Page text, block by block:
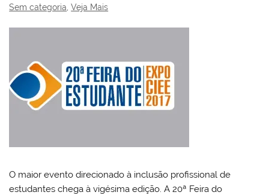
Sem categoria ,Veja Mais
O maior evento direcionado à inclusão profissional de
estudantes chega à vigésima edição. A 20ª Feira do